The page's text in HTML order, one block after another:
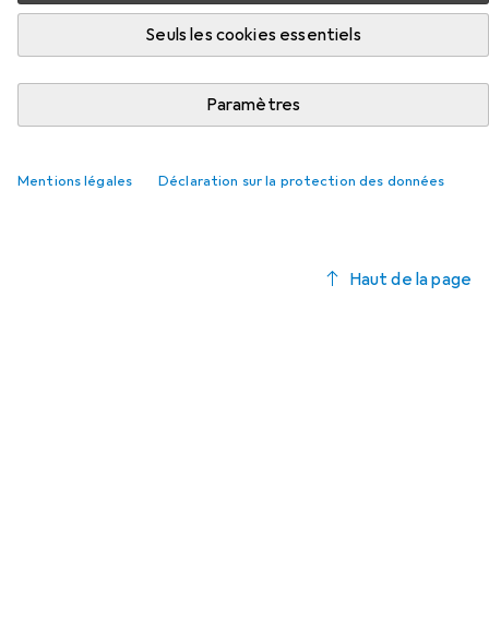
Seuls les cookies essentiels
Paramètres
Mentions légales Déclaration sur la protection des données
−6%
Crochets de fixation à sécurité
13 mm 15 mm
Haut de la page